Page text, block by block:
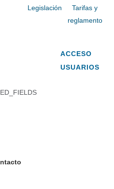
Legislación
Tarifas y
reglamento
ACCESO
USUARIOS